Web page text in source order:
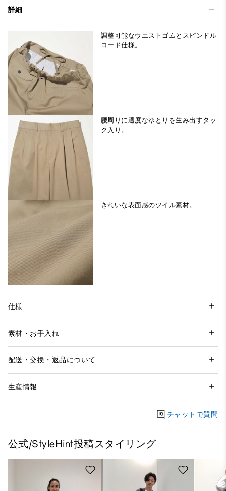
詳細
調整可能なウエストゴムとスピンドル
コード仕様。
腰周りに適度なゆとりを生み出すタッ
ク入り。
きれいな表面感のツイル素材。
仕様
素材・お手入れ
配送・交換・返品について
生産情報
チャットで質問
公式/StyleHint投稿スタイリング